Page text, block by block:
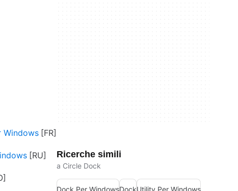
Windows
Ricerche simili
a Circle Dock
Dock Per WindowsDockUtility Per Windows